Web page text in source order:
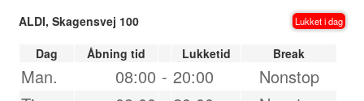
ALDI, Skagensvej 100 Lukket i dag
Dag Åbning tid Lukketid Break
Man. 08:00 - 20:00
Nonstop